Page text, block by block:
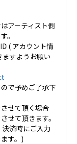
アーティスト側
。
( アカウント情
すようお願い
で予めご了承下
せて頂く場合
せて頂きます。
済時にご入力
す。)